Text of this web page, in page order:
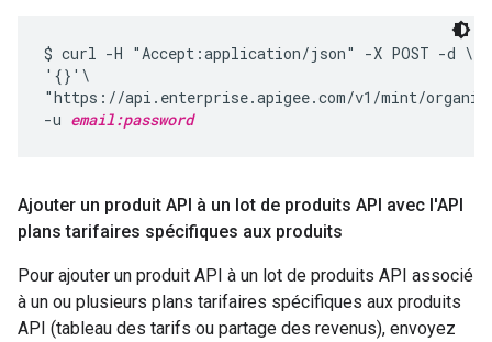
$ curl -H "Accept:application/json" -X POST -d \
'{}'\
"https://api.enterprise.apigee.com/v1/mint/
-u email:password
Ajouter un produit API à un lot de produits API avec l'API
plans tarifaires spécifiques aux produits
Pour ajouter un produit API à un lot de produits API associé
à un ou plusieurs plans tarifaires spécifiques aux produits
API (tableau des tarifs ou partage des revenus), envoyez